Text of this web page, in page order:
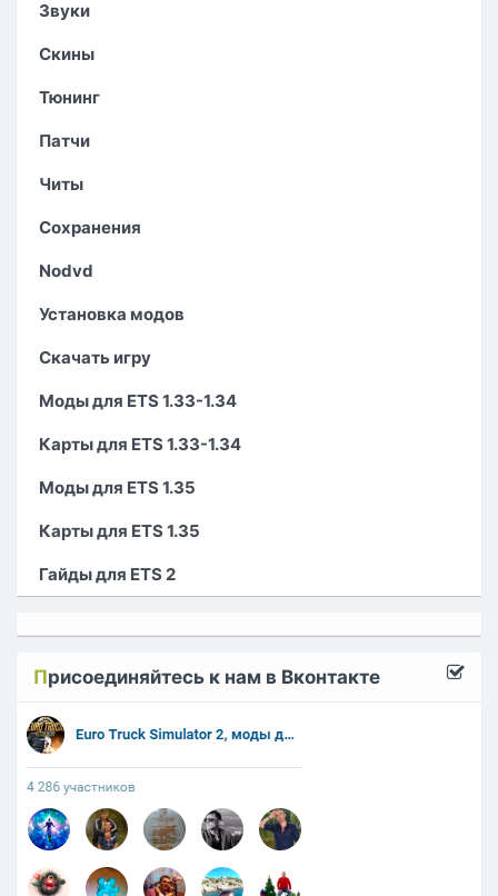
Звуки
Скины
Тюнинг
Патчи
Читы
Сохранения
Nodvd
Установка модов
Скачать игру
Моды для ETS 1.33-1.34
Карты для ETS 1.33-1.34
Моды для ETS 1.35
Карты для ETS 1.35
Гайды для ETS 2
Присоединяйтесь к нам в Вконтакте